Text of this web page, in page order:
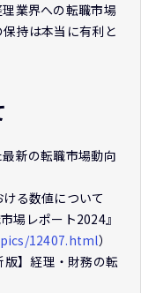
業界への転職市場
持は本当に有利と
新の転職市場動向
る数値について
場レポート2024』
12407.html）
】経理・財務の転